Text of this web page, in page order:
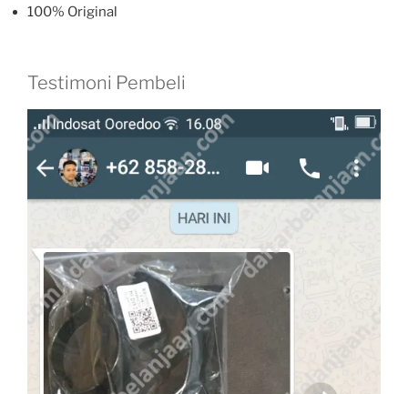
100% Original
Testimoni Pembeli